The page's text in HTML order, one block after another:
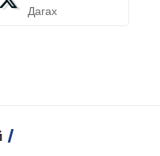
Дагах